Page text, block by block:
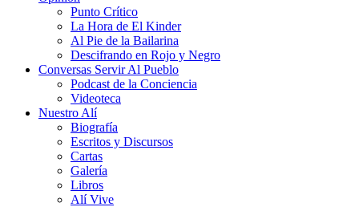
Punto Crítico
La Hora de El Kinder
Al Pie de la Bailarina
Descifrando en Rojo y Negro
Conversas Servir Al Pueblo
Podcast de la Conciencia
Videoteca
Nuestro Alí
Biografía
Escritos y Discursos
Cartas
Galería
Libros
Alí Vive